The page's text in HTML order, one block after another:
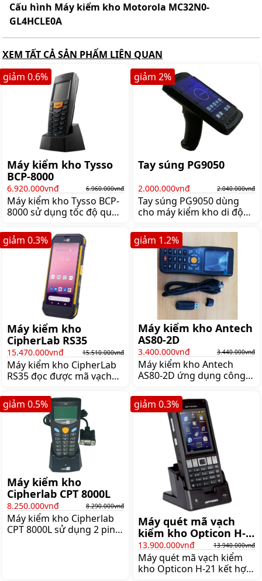
Cấu hình Máy kiểm kho Motorola MC32N0-
GL4HCLE0A
XEM TẤT CẢ SẢN PHẨM LIÊN QUAN
Máy kiểm kho Tysso
BCP-8000
6.920.000vnđ 6.960.000vnđ
Máy kiểm kho Tysso BCP-
8000 sử dụng tốc độ quét
scan/giây. Máy thiết kế
nhỏ gọn, vừa vặn tay cầm
như một chiếc máy di
động, Giá:6.960.000 đ
giảm 0.6%
Tay súng PG9050
2.000.000vnđ 2.040.000vnđ
Tay súng PG9050 dùng
cho máy kiểm kho di động
Newland MT9055 giúp
giảm mỏi tay khi quét liên
tục, Giá:2.040.000 đ
giảm 2%
Máy kiểm kho
CipherLab RS35
15.470.000vnđ 15.510.000vnđ
Máy kiểm kho CipherLab
RS35 đọc được mã vạch
năng kiểm soát hàng tồn
kho một cách nhanh
chóng và chính xác,
Giá:15.510.000 đ
giảm 0.3%
Máy kiểm kho Antech
AS80-2D
3.400.000vnđ 3.440.000vnđ
Máy kiểm kho Antech
AS80-2D ứng dụng công
sự chính xác và hiệu quả
cao nhất, giúp kiểm kê
hàng hóa một cách khoa
học, chính xác,
Giá:3.440.000 đ
giảm 1.2%
Máy kiểm kho
Cipherlab CPT 8000L
8.250.000vnđ 8.290.000vnđ
Máy kiểm kho Cipherlab
CPT 8000L sử dụng 2 pin
giảm 0.5%
Máy quét mã vạch
kiểm kho Opticon H-
21
13.900.000vnđ 13.940.000vnđ
Máy quét mã vạch kiểm
kho Opticon H-21 kết hợp
giảm 0.3%